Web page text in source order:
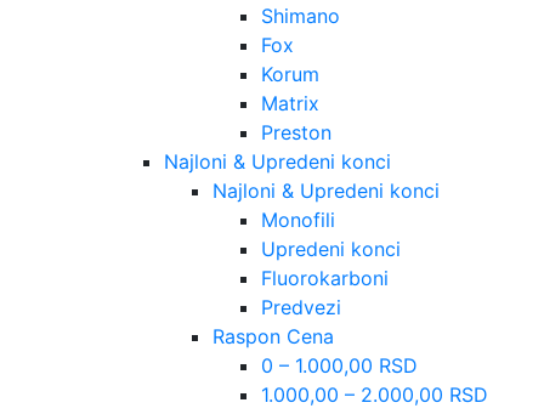
Shimano
Fox
Korum
Matrix
Preston
Najloni & Upredeni konci
Najloni & Upredeni konci
Monofili
Upredeni konci
Fluorokarboni
Predvezi
Raspon Cena
0 – 1.000,00 RSD
1.000,00 – 2.000,00 RSD